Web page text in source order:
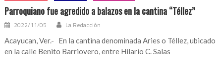
Parroquiano fue agredido a balazos en la cantina “Téllez”
2022/11/05 La Redacción
Acayucan, Ver.- En la cantina denominada Aries o Téllez, ubicado
en la calle Benito Barriovero, entre Hilario C. Salas